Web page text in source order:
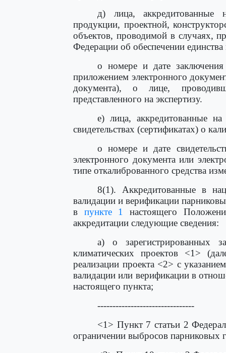
д) лица, аккредитованные
продукции, проектной,
объектов, проводимой в случаях,
Федерации об обеспечении
о номере и дате заключения
приложением электронного
документа), о лице,
представленного на экспертизу.
е) лица, аккредитованные
свидетельствах (сертификатах) о
о номере и дате
электронного документа или
типе откалиброванного средства
8(1). Аккредитованные в
валидации и верификации
в пункте 1
настоящего
аккредитации следующие сведения:
а) о зарегистрированных
климатических проектов <1>
реализации проекта <2> с
валидации или верификации в
настоящего пункта;
--------------------------------
<1> Пункт 7 статьи 2
ограничении выбросов парниковых